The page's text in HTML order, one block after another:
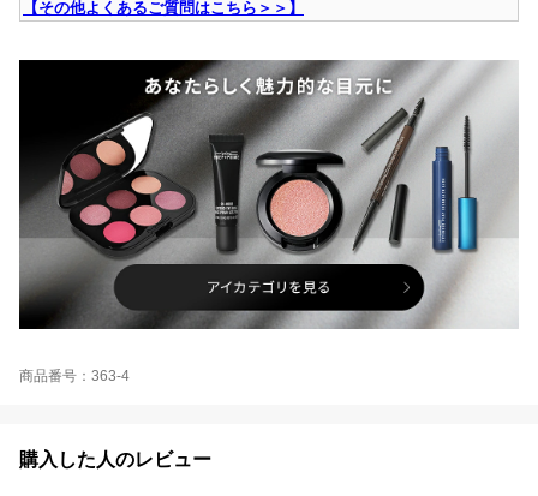
【その他よくあるご質問はこちら＞＞】
商品番号：363-4
購入した人のレビュー